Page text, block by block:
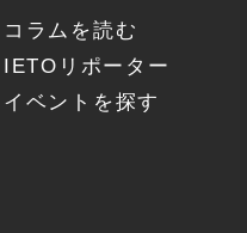
コラムを読む
IETOリポーター
イベントを探す